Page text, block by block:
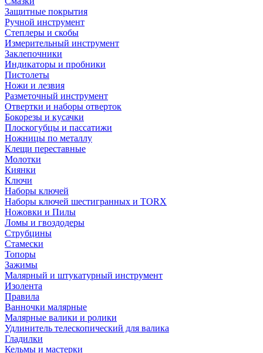
Защитные покрытия
Ручной инструмент
Степлеры и скобы
Измерительный инструмент
Заклепочники
Индикаторы и пробники
Пистолеты
Ножи и лезвия
Разметочный инструмент
Отвертки и наборы отверток
Бокорезы и кусачки
Плоскогубцы и пассатижи
Ножницы по металлу
Клещи переставные
Молотки
Киянки
Ключи
Наборы ключей
Наборы ключей шестигранных и TORX
Ножовки и Пилы
Ломы и гвоздодеры
Струбцины
Стамески
Топоры
Зажимы
Малярный и штукатурный инструмент
Изолента
Правила
Ванночки малярные
Малярные валики и ролики
Удлинитель телескопический для валика
Гладилки
Кельмы и мастерки